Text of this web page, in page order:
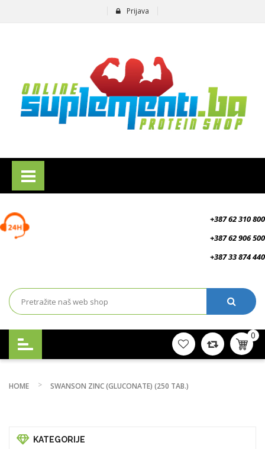
Prijava
+387 62 310 800
+387 62 906 500
+387 33 874 440
0
HOME SWANSON ZINC (GLUCONATE) (250 TAB.)
KATEGORIJE